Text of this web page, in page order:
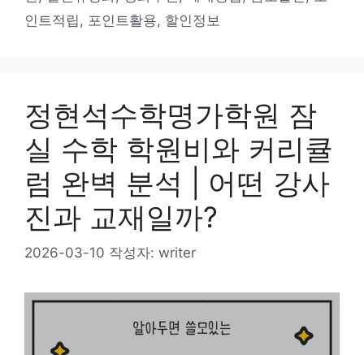
리
인트적립 , 포인트활용, 할인정보
정현석수학명가학원 잠
실 수학 학원비와 커리큘
럼 완벽 분석 | 어떤 강사
진과 교재일까?
2026-03-10 작성자: writer